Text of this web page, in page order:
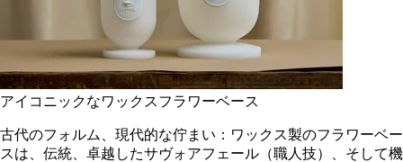
アイコニックなワックスフラワーベース
古代のフォルム、現代的な佇まい：ワックス製のフラワーベー
スは、伝統、卓越したサヴォアフェール（職人技）、そして機